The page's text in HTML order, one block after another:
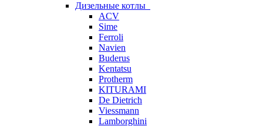
Дизельные котлы
ACV
Sime
Ferroli
Navien
Buderus
Kentatsu
Protherm
KITURAMI
De Dietrich
Viessmann
Lamborghini